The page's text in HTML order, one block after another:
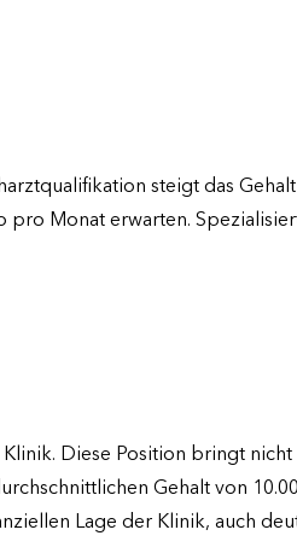
steigt das
Monat erwarten.
Diese Position bringt
Gehalt von
Lage der Klinik, auch